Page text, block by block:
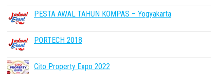
PESTA AWAL TAHUN KOMPAS – Yogyakarta
PORTECH 2018
Cito Property Expo 2022